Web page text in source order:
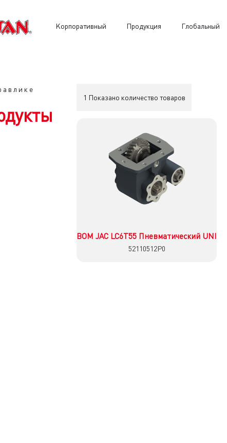
Kорпоративный Продукция Глобальный
1 Показано количество товаров
ВОМ JAC LC6T55 Пневматический UNI
52110512P0